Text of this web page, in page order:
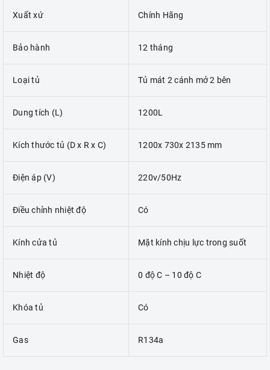
Xuất xứ Chính Hãng
Bảo hành 12 tháng
Loại tủ Tủ mát 2 cánh mở 2 bên
Dung tích (L) 1200L
Kích thước tủ (D x R x C) 1200x 730x 2135 mm
Điện áp (V) 220v/50Hz
Điều chỉnh nhiệt độ Có
Kính cửa tủ Mặt kính chịu lực trong suốt
Nhiệt độ 0 độ C – 10 độ C
Khóa tủ Có
Gas R134a